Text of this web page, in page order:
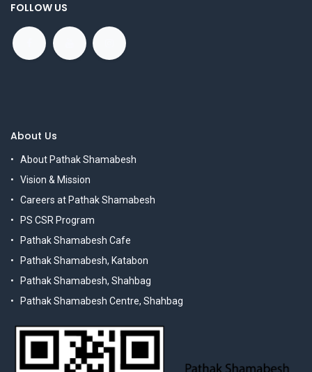
FOLLOW US
About Us
About Pathak Shamabesh
Vision & Mission
Careers at Pathak Shamabesh
PS CSR Program
Pathak Shamabesh Cafe
Pathak Shamabesh, Katabon
Pathak Shamabesh, Shahbag
Pathak Shamabesh Centre, Shahbag